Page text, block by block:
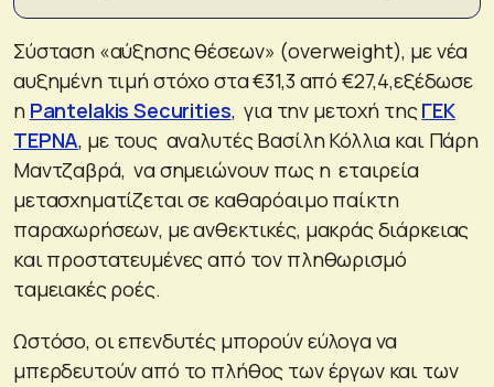
Σύσταση «αύξησης θέσεων» (overweight), με νέα
αυξημένη τιμή στόχο στα €31,3 από €27,4,εξέδωσε
η Pantelakis Securities, για την μετοχή τηςΓΕΚ
ΤΕΡΝΑ, με τους αναλυτές Βασίλη Κόλλια και Πάρη
Μαντζαβρά, να σημειώνουν πως η εταιρεία
μετασχηματίζεται σε καθαρόαιμο παίκτη
παραχωρήσεων, με ανθεκτικές, μακράς διάρκειας
και προστατευμένες από τον πληθωρισμό
ταμειακές ροές.
Ωστόσο, οι επενδυτές μπορούν εύλογα να
μπερδευτούν από το πλήθος των έργων και των